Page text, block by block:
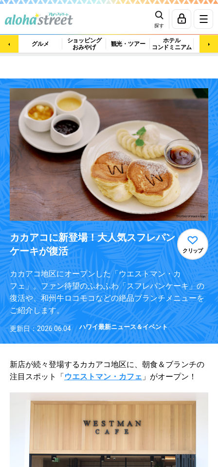
探す
グルメ
ショッピング
おみやげ
観光・ツアー
ホテル
コンドミニアム
マッ
カカアコに新登場！大人気スフレパン
ケーキが復活
クリップ
カカアコ地区にオープンした「ウエストマン・カ
フェ」。ファン待望のふわふわ「スフレパンケーキ」の
復活や、和州牛ロコモコなどの絶品ブランチメニューを
ご紹介します。
更新日：2026.06.04 ハワイ最新ニュース＆イベント
新店が続々登場するカカアコ地区に、朝食＆ブランチの
注目スポット「ウエストマン・カフェ 」がオープン！